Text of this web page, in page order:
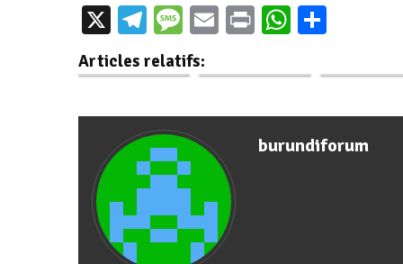
X Telegram
Message
EmailPrintWhatsApp
Articles relatifs:
Burundi : Récolte
de 6 920 tonnes de
Kayanza
La contre
offensive
burundiforum